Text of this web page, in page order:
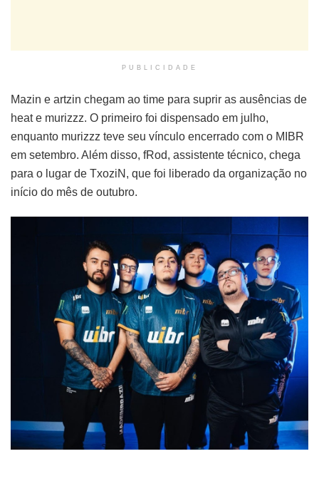
PUBLICIDADE
Mazin e artzin chegam ao time para suprir as ausências de
heat e murizzz. O primeiro foi dispensado em julho,
enquanto murizzz teve seu vínculo encerrado com o MIBR
em setembro. Além disso, fRod, assistente técnico, chega
para o lugar de TxoziN, que foi liberado da organização no
início do mês de outubro.